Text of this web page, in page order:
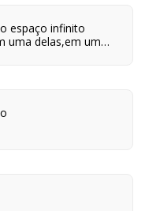
espaço infinito
uma delas,em um